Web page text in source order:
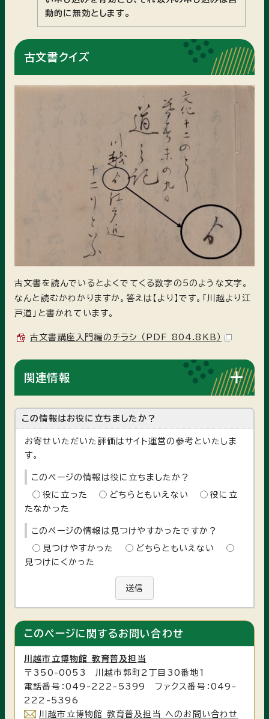
動的に無効とします。
古文書クイズ
古文書を読んでいるとよくでてくる数字の5のような文字。
なんと読むかわかりますか。答えは【より】です。「川越より江
戸道」と書かれています。
古文書講座入門編のチラシ （PDF 804.8KB）
関連情報
この情報はお役に立ちましたか？
お寄せいただいた評価はサイト運営の参考といたしま
す。
このページの情報は役に立ちましたか？
役に立った どちらともいえない
役に立
たなかった
このページの情報は見つけやすかったですか？
見つけやすかった
どちらともいえない
見つけにくかった
送信
このページに関するお問い合わせ
川越市立博物館 教育普及担当
〒350-0053 川越市郭町2丁目30番地1
電話番号：049-222-5399 ファクス番号：049-
222-5396
川越市立博物館 教育普及担当 へのお問い合わせ